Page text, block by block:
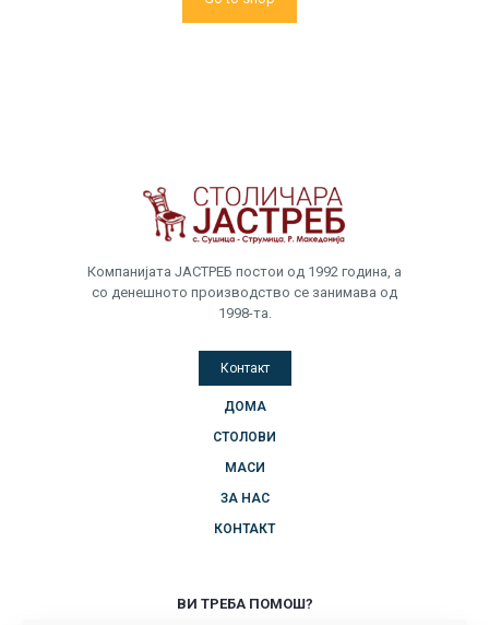
Компанијата ЈАСТРЕБ постои од 1992 година, а
со денешното производство се занимава од
1998-та.
Контакт
ДОМА
СТОЛОВИ
МАСИ
ЗА НАС
КОНТАКТ
ВИ ТРЕБА ПОМОШ?